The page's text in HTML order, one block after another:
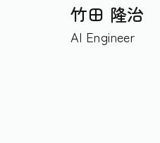
竹田 隆治
AI Engineer